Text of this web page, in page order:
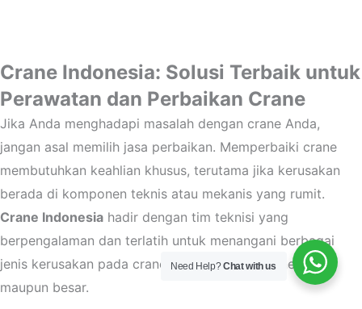
Crane Indonesia: Solusi Terbaik untuk
Perawatan dan Perbaikan Crane
Jika Anda menghadapi masalah dengan crane Anda,
jangan asal memilih jasa perbaikan. Memperbaiki crane
membutuhkan keahlian khusus, terutama jika kerusakan
berada di komponen teknis atau mekanis yang rumit.
Crane Indonesia hadir dengan tim teknisi yang
berpengalaman dan terlatih untuk menangani berbagai
jenis kerusakan pada crane, baik itu untuk crane kecil
maupun besar.
Need Help?Chat with us